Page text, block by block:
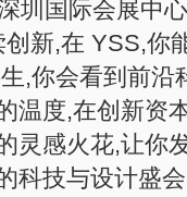
圳国际会展中
新,在 YSS,你
,你会看到前沿
温度,在创新资
灵感火花,让你
科技与设计盛